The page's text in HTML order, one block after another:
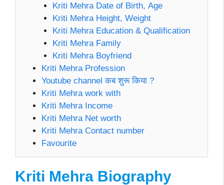
Kriti Mehra Date of Birth, Age
Kriti Mehra Height, Weight
Kriti Mehra Education & Qualification
Kriti Mehra Family
Kriti Mehra Boyfriend
Kriti Mehra Profession
Youtube channel कब शुरू किया ?
Kriti Mehra work with
Kriti Mehra Income
Kriti Mehra Net worth
Kriti Mehra Contact number
Favourite
Kriti Mehra Biography